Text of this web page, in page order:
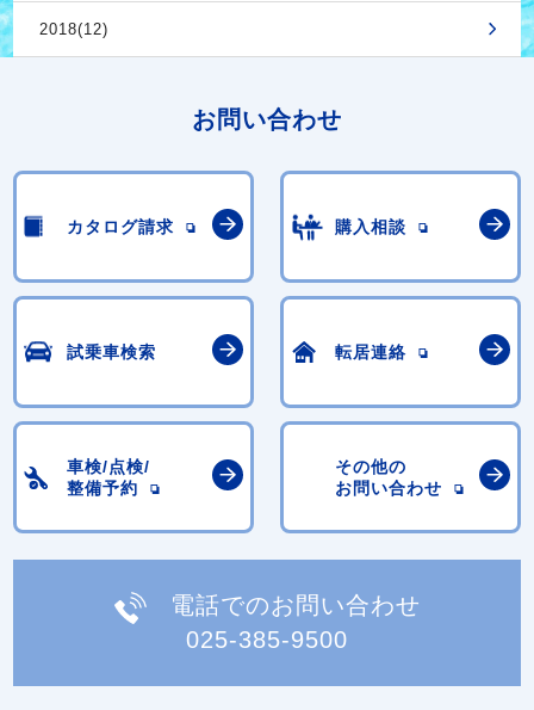
2018(12)
お問い合わせ
カタログ請求 購入相談
試乗車検索 転居連絡
車検/点検/
整備予約
その他の
お問い合わせ
電話でのお問い合わせ
025-385-9500